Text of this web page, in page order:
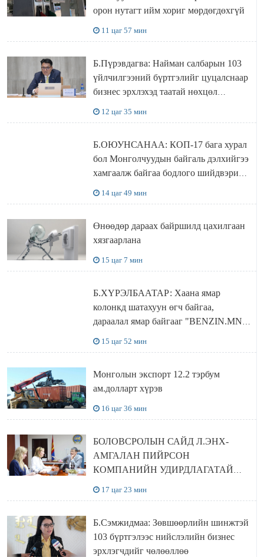
орон нутагт ийм хориг мөрдөгдөхгүй
11 цаг 57 мин
Б.Пүрэвдагва: Найман салбарын 103
үйлчилгээний бүртгэлийг цуцалснаар
бизнес эрхлэхэд таатай нөхцөл
12 цаг 35 мин
Б.ОЮУНСАНАА: КОП-17 бага хурал
бол Монголчуудын байгаль дэлхийгээ
хамгаалж байгаа бодлого шийдвэрийг
14 цаг 49 мин
Өнөөдөр дараах байршилд цахилгаан
хязгаарлана
15 цаг 7 мин
Б.ХҮРЭЛБААТАР: Хаана ямар
колонкд шатахуун өгч байгаа,
дараалал ямар байгааг "BENZIN.MN”
15 цаг 52 мин
Монголын экспорт 12.2 тэрбум
ам.долларт хүрэв
16 цаг 36 мин
БОЛОВСРОЛЫН САЙД Л.ЭНХ-
АМГАЛАН ПИЙРСОН
КОМПАНИЙН УДИРДЛАГАТАЙ
17 цаг 23 мин
Б.Сэмжидмаа: Зөвшөөрлийн шинжтэй
103 бүртгэлээс нийслэлийн бизнес
эрхлэгчдийг чөлөөллөө